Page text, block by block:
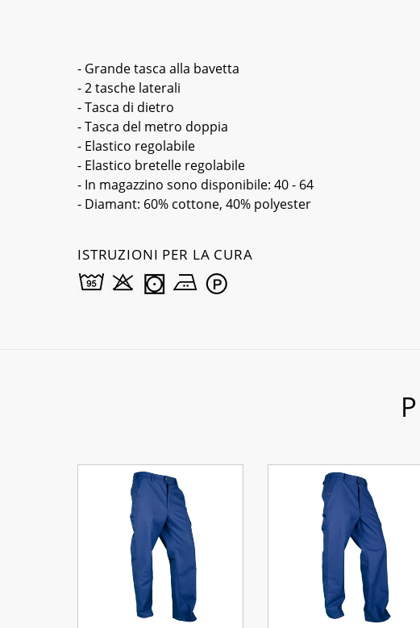
- Grande tasca alla bavetta
- 2 tasche laterali
- Tasca di dietro
- Tasca del metro doppia
- Elastico regolabile
- Elastico bretelle regolabile
- In magazzino sono disponibile: 40 - 64
- Diamant: 60% cottone, 40% polyester
ISTRUZIONI PER LA CURA